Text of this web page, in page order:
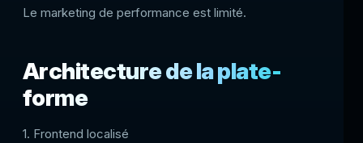
Le marketing de performance est limité.
Architecture de la plate-
forme
1. Frontend localisé